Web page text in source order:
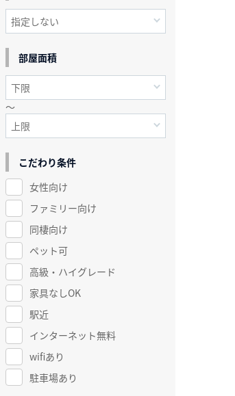
部屋面積
～
こだわり条件
女性向け
ファミリー向け
同棲向け
ペット可
高級・ハイグレード
家具なしOK
駅近
インターネット無料
wifiあり
駐車場あり